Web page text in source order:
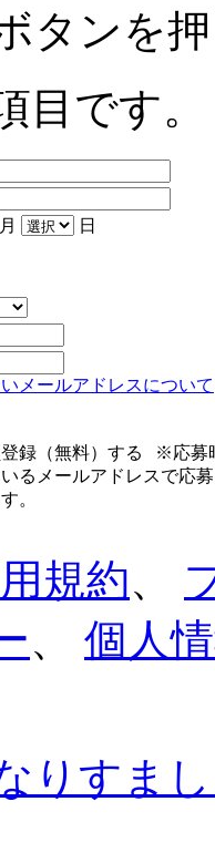
タンを
目です。
月 日
メールアドレスについて
録（無料）する
※応募
るメールアドレスで応
。
規約、
、 個人
りすま